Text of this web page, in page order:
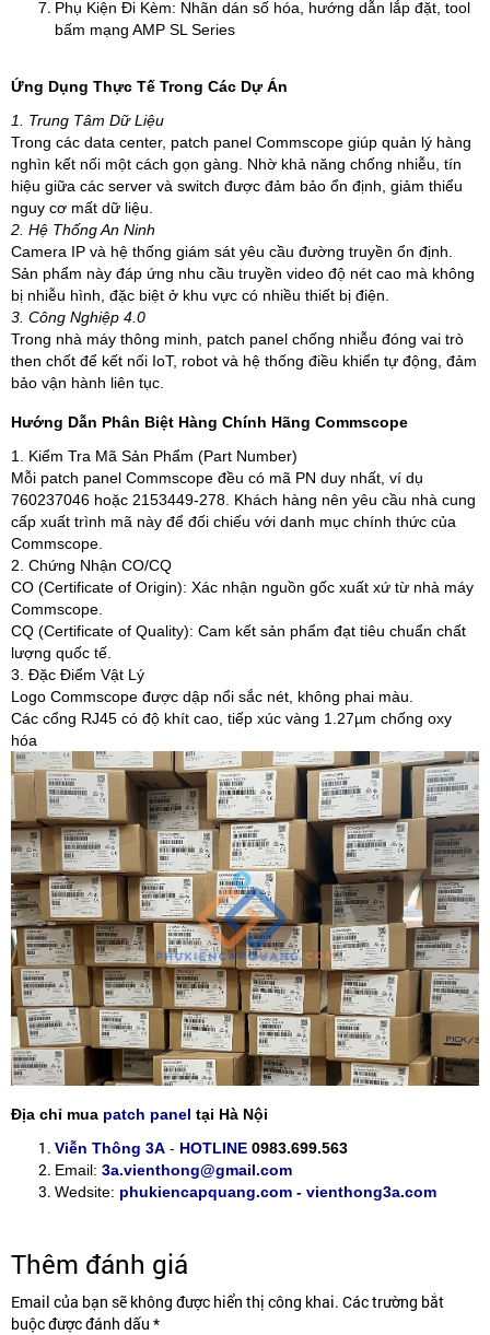
Phụ Kiện Đi Kèm: Nhãn dán số hóa, hướng dẫn lắp đặt, tool
bấm mạng AMP SL Series
Ứng Dụng Thực Tế Trong Các Dự Án
1. Trung Tâm Dữ Liệu
Trong các data center, patch panel Commscope giúp quản lý hàng
nghìn kết nối một cách gọn gàng. Nhờ khả năng chống nhiễu, tín
hiệu giữa các server và switch được đảm bảo ổn định, giảm thiểu
nguy cơ mất dữ liệu.
2. Hệ Thống An Ninh
Camera IP và hệ thống giám sát yêu cầu đường truyền ổn định.
Sản phẩm này đáp ứng nhu cầu truyền video độ nét cao mà không
bị nhiễu hình, đặc biệt ở khu vực có nhiều thiết bị điện.
3. Công Nghiệp 4.0
Trong nhà máy thông minh, patch panel chống nhiễu đóng vai trò
then chốt để kết nối IoT, robot và hệ thống điều khiển tự động, đảm
bảo vận hành liên tục.
Hướng Dẫn Phân Biệt Hàng Chính Hãng Commscope
1. Kiểm Tra Mã Sản Phẩm (Part Number)
Mỗi patch panel Commscope đều có mã PN duy nhất, ví dụ
760237046 hoặc 2153449-278. Khách hàng nên yêu cầu nhà cung
cấp xuất trình mã này để đối chiếu với danh mục chính thức của
Commscope.
2. Chứng Nhận CO/CQ
CO (Certificate of Origin): Xác nhận nguồn gốc xuất xứ từ nhà máy
Commscope.
CQ (Certificate of Quality): Cam kết sản phẩm đạt tiêu chuẩn chất
lượng quốc tế.
3. Đặc Điểm Vật Lý
Logo Commscope được dập nổi sắc nét, không phai màu.
Các cổng RJ45 có độ khít cao, tiếp xúc vàng 1.27µm chống oxy
hóa
Địa chỉ mua patch panel tại Hà Nội
Viễn Thông 3A - HOTLINE 0983.699.563
Email: 3a.vienthong@gmail.com
Wedsite: phukiencapquang.com - vienthong3a.com
Thêm đánh giá
Email của bạn sẽ không được hiển thị công khai. Các trường bắt
buộc được đánh dấu *